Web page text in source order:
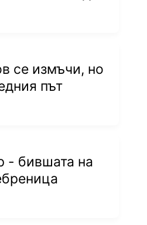
favorites
се измъчи, но
път
favorites
- бившата на